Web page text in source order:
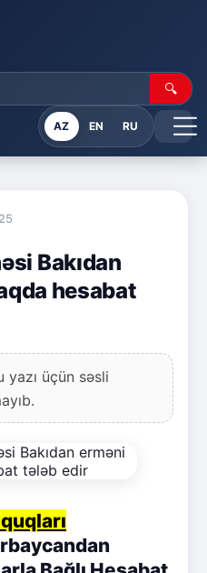
🔍
AZ EN RU
Bakıdan
hesabat
yazı üçün səsli